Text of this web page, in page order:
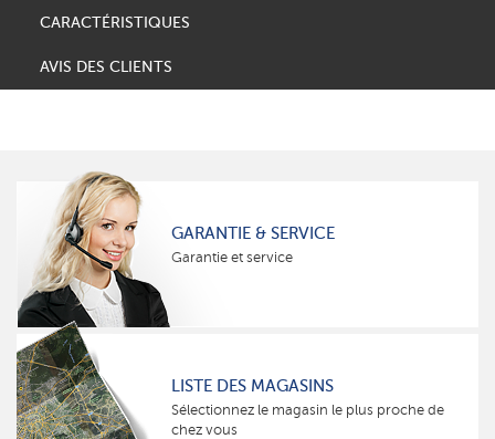
CARACTÉRISTIQUES
AVIS DES CLIENTS
GARANTIE & SERVICE
Garantie et service
LISTE DES MAGASINS
Sélectionnez le magasin le plus proche de
chez vous